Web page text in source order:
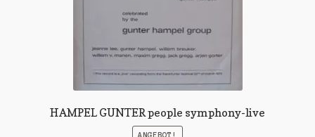
HAMPEL GUNTER people symphony-live
ANGEBOT!